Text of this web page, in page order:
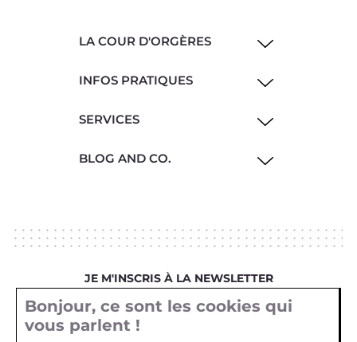
LA COUR D'ORGÈRES
INFOS PRATIQUES
SERVICES
BLOG AND CO.
JE M'INSCRIS À LA NEWSLETTER
Votre email
Bonjour, ce sont les cookies qui
vous parlent !